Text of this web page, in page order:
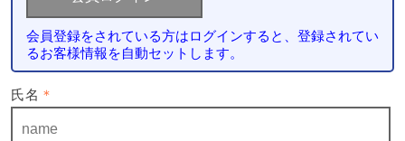
会員登録をされている方はログインすると、登録されてい
るお客様情報を自動セットします。
氏名 ＊